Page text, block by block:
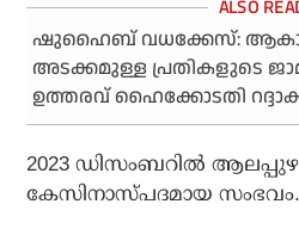
ഷുഹൈബ് വധക്കേസ്: ആകാശ്
അടക്കമുള്ള പ്രതികളുടെ
ഉത്തരവ് ഹൈക്കോടതി
2023 ഡിസംബറില്‍
കേസിനാസ്പദമായ സംഭവം.